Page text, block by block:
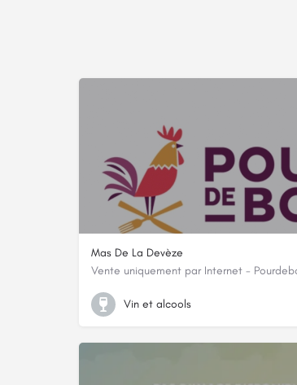
Mas De La Devèze
Vente uniquement par Internet -
CAMPAGNE CAVALIER, 13114, Tautavel,
Vin et alcools